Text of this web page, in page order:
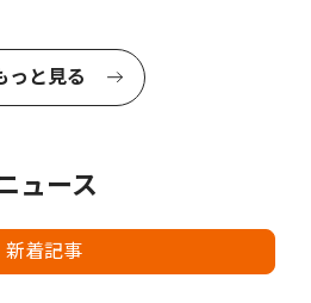
っと見る
ュース
新着記事